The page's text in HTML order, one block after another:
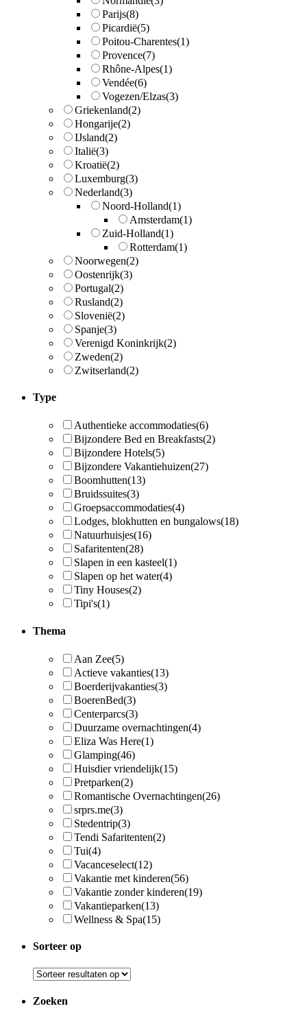
Parijs(8)
Picardië(5)
Poitou-Charentes(1)
Provence(7)
Rhône-Alpes(1)
Vendée(6)
Vogezen/Elzas(3)
Griekenland(2)
Hongarije(2)
IJsland(2)
Italië(3)
Kroatië(2)
Luxemburg(3)
Nederland(3)
Noord-Holland(1)
Amsterdam(1)
Zuid-Holland(1)
Rotterdam(1)
Noorwegen(2)
Oostenrijk(3)
Portugal(2)
Rusland(2)
Slovenië(2)
Spanje(3)
Verenigd Koninkrijk(2)
Zweden(2)
Zwitserland(2)
Type
Authentieke accommodaties(6)
Bijzondere Bed en Breakfasts(2)
Bijzondere Hotels(5)
Bijzondere Vakantiehuizen(27)
Boomhutten(13)
Bruidssuites(3)
Groepsaccommodaties(4)
Lodges, blokhutten en bungalows(18)
Natuurhuisjes(16)
Safaritenten(28)
Slapen in een kasteel(1)
Slapen op het water(4)
Tiny Houses(2)
Tipi's(1)
Thema
Aan Zee(5)
Actieve vakanties(13)
Boerderijvakanties(3)
BoerenBed(3)
Centerparcs(3)
Duurzame overnachtingen(4)
Eliza Was Here(1)
Glamping(46)
Huisdier vriendelijk(15)
Pretparken(2)
Romantische Overnachtingen(26)
srprs.me(3)
Stedentrip(3)
Tendi Safaritenten(2)
Tui(4)
Vacanceselect(12)
Vakantie met kinderen(56)
Vakantie zonder kinderen(19)
Vakantieparken(13)
Wellness & Spa(15)
Sorteer op
Zoeken